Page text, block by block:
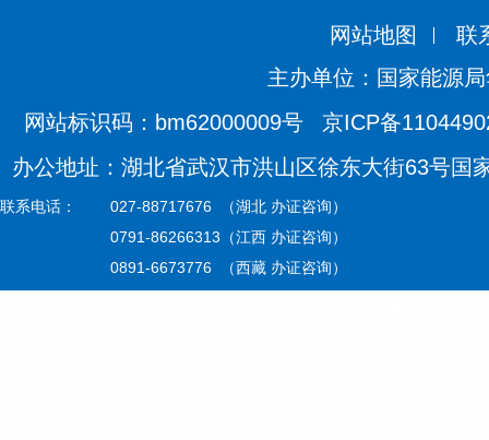
网站地图
联
主办单位：国家能源
网站标识码：bm62000009号
京ICP备
办公地址：湖北省武汉市洪山区徐东大街63号国
联系电话：
027-88717676 （湖北 办证咨询）
0791-86266313（江西 办证咨询）
0891-6673776 （西藏 办证咨询）